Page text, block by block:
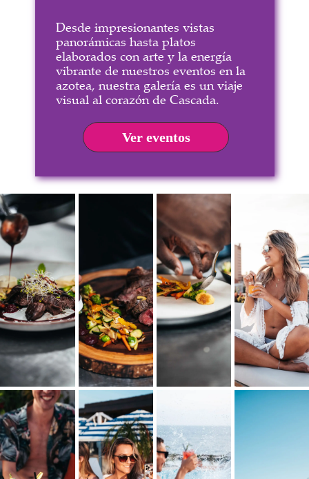
Desde impresionantes vistas
panorámicas hasta platos
elaborados con arte y la energía
vibrante de nuestros eventos en la
azotea, nuestra galería es un viaje
visual al corazón de Cascada.
Ver eventos